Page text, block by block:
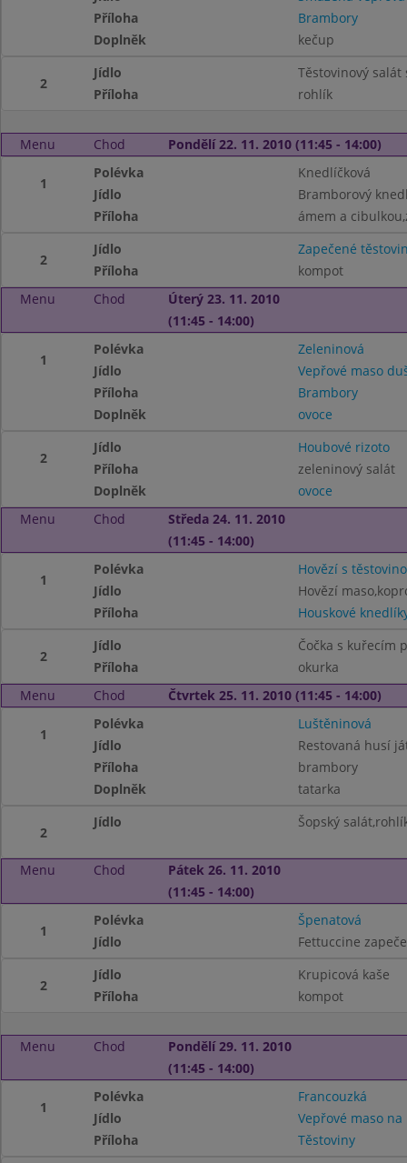
Příloha
Brambory
Doplněk
kečup
2
Jídlo
Těstovinový salát
Příloha
rohlík
Menu Chod Pondělí 22. 11. 2010 (11:45 - 14:00)
1
Polévka
Knedlíčková
Jídlo
Bramborový
Příloha
ámem a
2
Jídlo
Zapečené
Příloha
kompot
Menu
Chod
Úterý 23. 11. 2010
(11:45 - 14:00)
1
Polévka
Zeleninová
Jídlo
Vepřové maso
Příloha
Brambory
Doplněk
ovoce
2
Jídlo
Houbové rizoto
Příloha
zeleninový salát
Doplněk
ovoce
Menu
Chod
Středa 24. 11. 2010
(11:45 - 14:00)
1
Polévka
Hovězí s
Jídlo
Hovězí
Příloha
Houskové
2
Jídlo
Čočka s kuřecím
Příloha
okurka
Menu
Chod Čtvrtek 25. 11. 2010 (11:45 - 14:00)
1
Polévka
Luštěninová
Jídlo
Restovaná husí
Příloha
brambory
Doplněk
tatarka
2
Jídlo Šopský
Menu Chod
Pátek 26. 11. 2010
(11:45 - 14:00)
1
Polévka
Špenatová
Jídlo
Fettuccine
2
Jídlo
Krupicová kaše
Příloha
kompot
Menu Chod
Pondělí 29. 11. 2010
(11:45 - 14:00)
1
Polévka
Francouzká
Jídlo
Vepřové maso
Příloha
Těstoviny